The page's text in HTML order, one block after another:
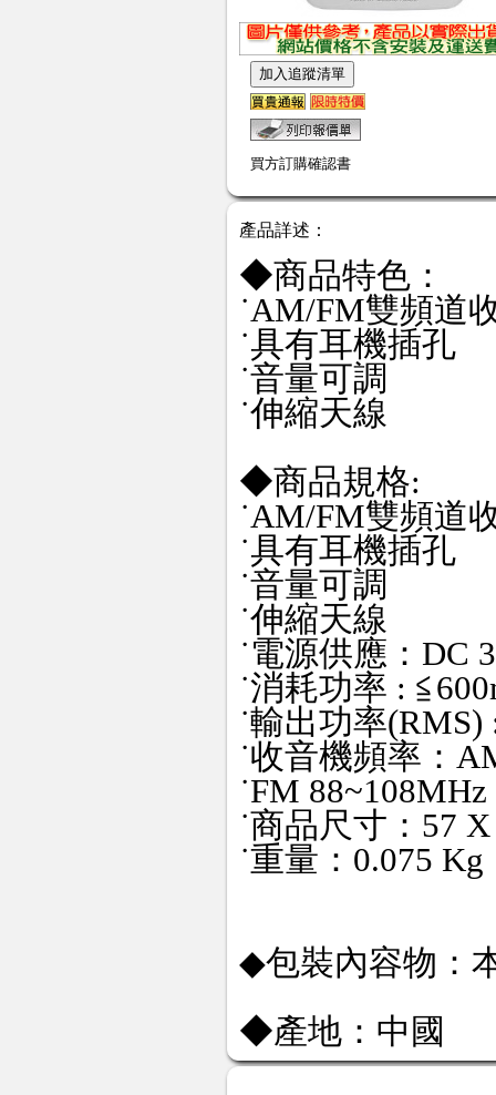
買方訂購確認書
產品詳述：
◆商品特色：
˙AM/FM雙頻道
˙具有耳機插孔
˙音量可調
˙伸縮天線
◆商品規格:
˙AM/FM雙頻道
˙具有耳機插孔
˙音量可調
˙伸縮天線
˙電源供應：DC
˙消耗功率 :
˙輸出功率
˙收音機頻率：
˙FM 88~108MHz
˙商品尺寸：57
˙重量：0.075 Kg
◆包裝內容物：
◆產地：中國